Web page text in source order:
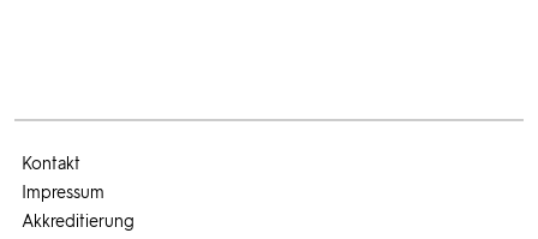
Kontakt
Impressum
Akkreditierung